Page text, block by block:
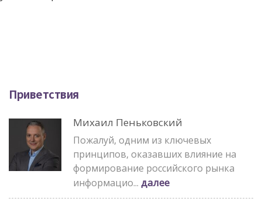
Приветствия
Михаил Пеньковский
Пожалуй, одним из ключевых
принципов, оказавших влияние на
формирование российского рынка
информацио... далее